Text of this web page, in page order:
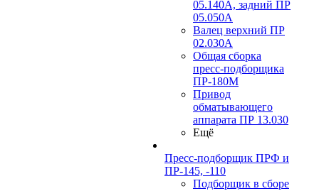
05.140A, задний ПР
05.050A
Валец верхний ПР
02.030A
Общая сборка
пресс-подборщика
ПР-180М
Привод
обматывающего
аппарата ПР 13.030
Ещё
Пресс-подборщик ПРФ и
ПР-145, -110
Подборщик в сборе